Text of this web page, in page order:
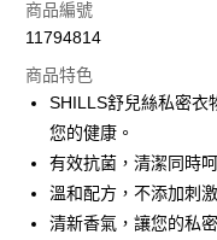
信用卡一次付款
LINE Pay
Apple Pay
街口支付
悠遊付
商品編號
11794814
商品特色
SHILLS舒兒絲私密衣
您的健康。
有效抗菌，清潔同時
溫和配方，不添加刺
清新香氣，讓您的私